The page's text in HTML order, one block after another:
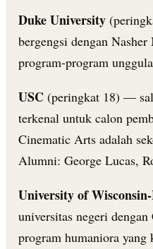
Duke University
bergengsi dengan
program-program
USC (peringkat 18) —
terkenal untuk calon
Cinematic Arts adalah
Alumni: George Lucas,
University of
universitas negeri
program humaniora